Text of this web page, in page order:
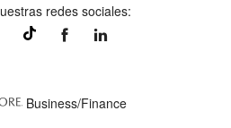
redes sociales:
expansionmx ExpansionMex
Business/Finance